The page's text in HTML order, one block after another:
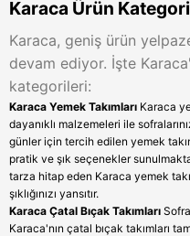
Karaca Ürün
Karaca, geniş ürün
devam ediyor. İşte
kategorileri:
Karaca Yemek Takımları Karaca
dayanıklı malzemeleri ile
günler için tercih edilen yemek
pratik ve şık seçenekler
tarza hitap eden Karaca yemek
şıklığınızı yansıtır.
Karaca Çatal Bıçak Takımları
Karaca'nın çatal bıçak takımları